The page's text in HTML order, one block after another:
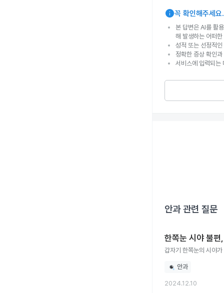
info꼭 확인해주세요.
본 답변은 AI를 활
해 발생하는 어떠
성적 또는 선정적
정확한 증상 확인
서비스에 입력되
안과관련 질문
한쪽눈 시야 불
갑자기 한쪽눈의 시야
안과
2024.12.10